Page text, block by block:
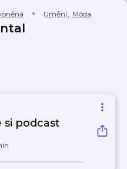
Umění, Móda
si podcast